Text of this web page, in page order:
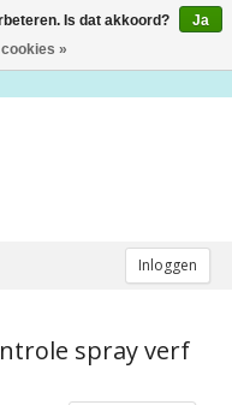
Inloggen
spray verf
Is dat akkoord?
Ja
»